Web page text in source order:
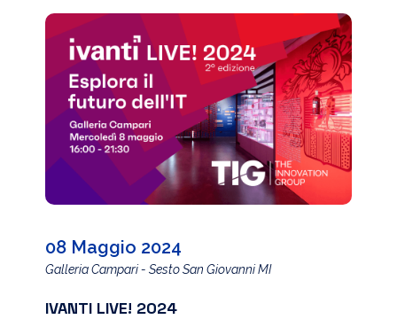
08 Maggio 2024
Galleria Campari - Sesto San Giovanni MI
IVANTI LIVE! 2024